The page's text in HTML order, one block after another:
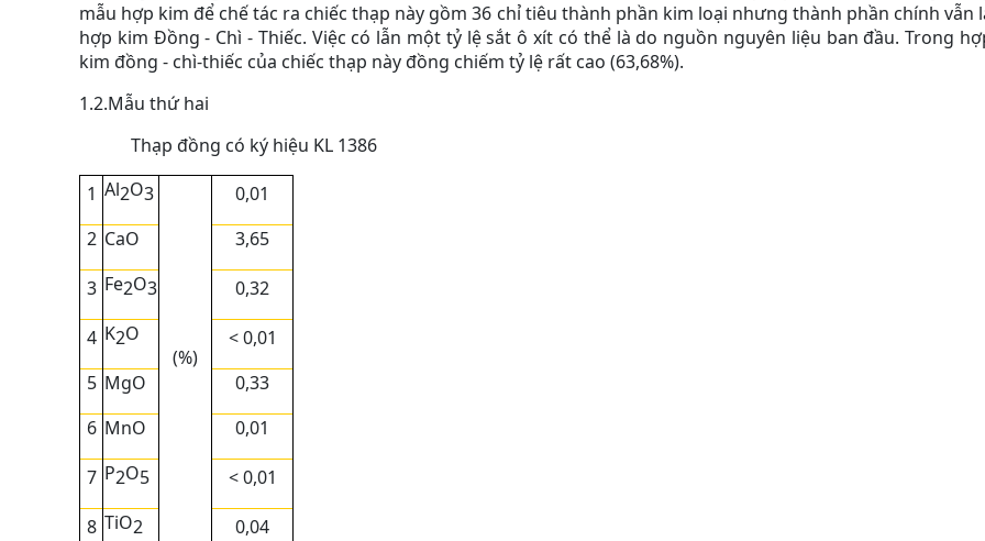
mẫu hợp kim để chế tác ra chiếc thạp này gồm 36 chỉ tiêu thành phần kim loại nhưng thành phần chính vẫn
hợp kim Đồng - Chì - Thiếc. Việc có lẫn một tỷ lệ sắt ô xít có thể là do nguồn nguyên liệu ban đầu. Trong
kim đồng - chì-thiếc của chiếc thạp này đồng chiếm tỷ lệ rất cao (63,68%).
1.2.Mẫu thứ hai
Thạp đồng có ký hiệu KL 1386
1 Al2O3
(%)
0,01
2 CaO 3,65
3 Fe2O3 0,32
4 K2O
< 0,01
5 MgO
0,33
6 MnO 0,01
7 P2O5 < 0,01
8 TiO2
0,04